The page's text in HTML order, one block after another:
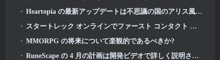
Heartopia の最新アップデートは不思議の国のアリス風に変身
スタートレック オンラインでファースト コンタクト デーを祝い、ノーベル インテル巡洋戦艦の新バージョンを獲得しましょう
MMORPG の将来について楽観的であるべきか?
RuneScape の 4 月の計画は開発ビデオで詳しく説明されています